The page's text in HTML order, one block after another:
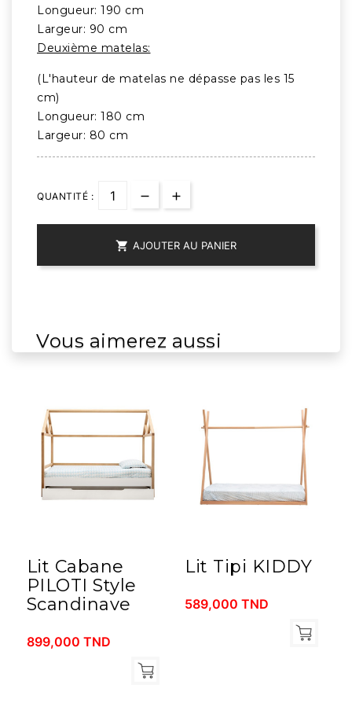
Longueur: 190 cm
Largeur: 90 cm
Deuxième matelas:
(L'hauteur de matelas ne dépasse pas les 15
cm)
Longueur: 180 cm
Largeur: 80 cm
QUANTITÉ :
 AJOUTER AU PANIER
Vous aimerez aussi
Lit Cabane
PILOTI Style
Scandinave
899,000 TND
Lit Tipi KIDDY
589,000 TND